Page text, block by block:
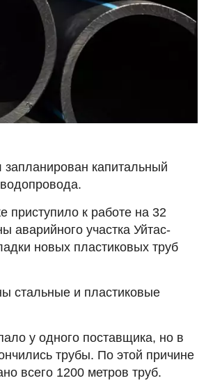
капитальный
приступило к работе на 32
аварийного участка Уйтас-
новых пластиковых труб
стальные и пластиковые
у одного поставщика, но в
трубы. По этой причине
всего 1200 метров труб.